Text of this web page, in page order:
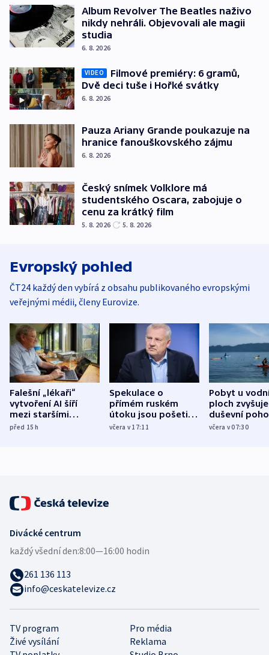
Album Revolver The Beatles naživo
nikdy nehráli. Objevovali ale magii
studia
6. 8. 2026
VIDEO
Filmové premiéry: 6 gramů,
Dvě deci tuše i Hořké svátky
6. 8. 2026
Pauza Ariany Grande poukazuje na
hranice fanouškovského zájmu
6. 8. 2026
Český snímek Volklore má
studentského Oscara, zabojuje o
cenu za krátký film
5. 8. 2026 5. 8. 2026
Evropský pohled
ČT24 každý den vybírá z obsahu publikovaného evropskými
veřejnými médii, členy Eurovize.
Falešní „lékaři“
vytvoření AI šíří
mezi staršími
Poláky nebezpečné
před 15h
Spekulace o
přímém ruském
útoku jsou pošetilé,
míní estonský
včera v 17:11
Pobyt u
ploch zvyšuje
duševní
ukázala
včera v 07:30
TV program
Pro média
Živé vysílání
Reklama
Divácké centrum
každý všední den:8:00—16:00 hodin
261 136 113
info@ceskatelevize.cz